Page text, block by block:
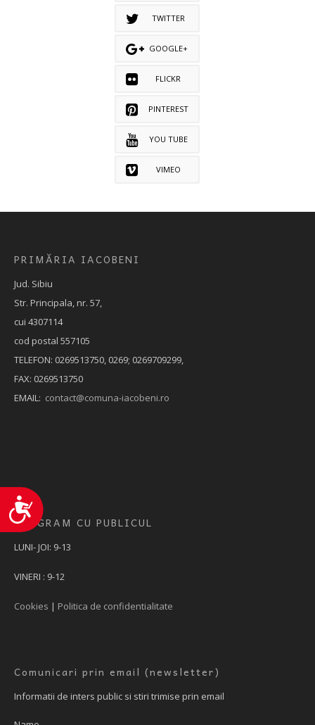
Accesibilitate
TWITTER
GOOGLE+
FLICKR
PINTEREST
YOU TUBE
VIMEO
PRIMĂRIA IACOBENI
Jud. Sibiu
Str. Principala, nr. 57,
cui 4307114
cod postal 557105
TELEFON: 0269513750, 0269; 0269709299,
FAX: 0269513750
EMAIL: contact@comuna-iacobeni.ro
PROGRAM CU PUBLICUL
LUNI- JOI: 9-13
VINERI : 9-12
Cookies | Politica de confidentialitate
Comunicari prin email (newsletter)
Informatii de inters public si stiri trimise prin email